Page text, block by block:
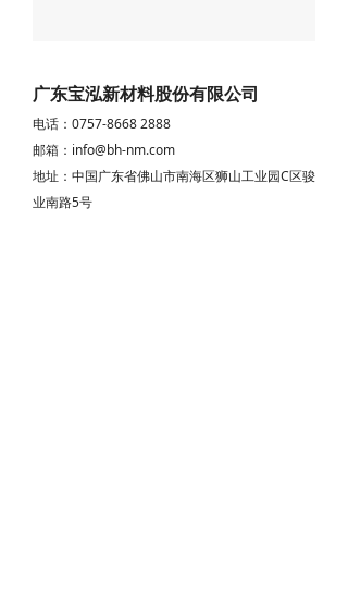
广东宝泓新材料股份有限公司
电话：0757-8668 2888
邮箱：info@bh-nm.com
地址：中国广东省佛山市南海区狮山工业园C区骏
业南路5号